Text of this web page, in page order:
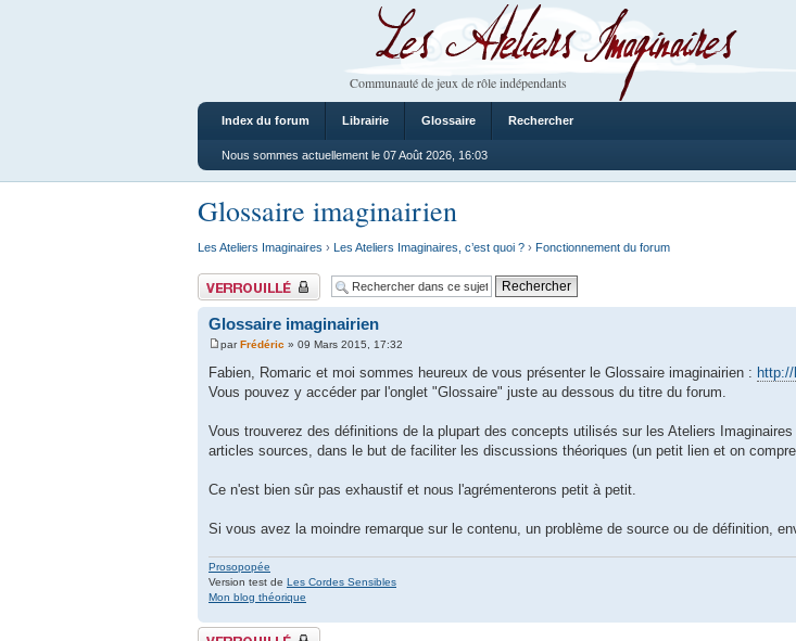
Les Ateliers Imaginaires
Communauté de jeux de rôle indépendants
Index du forum Librairie Glossaire Rechercher
Nous sommes actuellement le 07 Août 2026, 16:03
Glossaire imaginairien
Les Ateliers Imaginaires › Les Ateliers Imaginaires, c’est quoi ? › Fonctionnement du forum
Sujet verrouillé
Glossaire imaginairien
parFrédéric » 09 Mars 2015, 17:32
Fabien, Romaric et moi sommes heureux de vous présenter le Glossaire imaginairien :
Vous pouvez y accéder par l'onglet "Glossaire" juste au dessous du titre du forum.
Vous trouverez des définitions de la plupart des concepts utilisés sur les Ateliers
articles sources, dans le but de faciliter les discussions théoriques (un petit lien et on
Ce n'est bien sûr pas exhaustif et nous l'agrémenterons petit à petit.
Si vous avez la moindre remarque sur le contenu, un problème de source ou de définition,
Prosopopée
Version test de Les Cordes Sensibles
Mon blog théorique
Sujet verrouillé